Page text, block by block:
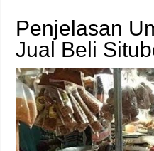
Penjelasan
Jual Beli